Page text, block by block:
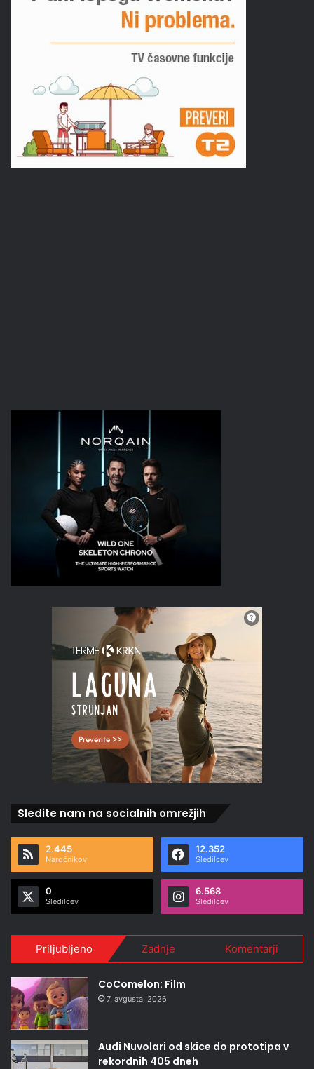
Sledite nam na socialnih omrežjih
2.445
Naročnikov
12.352
Sledilcev
0
Sledilcev
6.568
Sledilcev
Priljubljeno Zadnje Komentarji
CoComelon: Film
7. avgusta, 2026
Audi Nuvolari od skice do prototipa v
rekordnih 405 dneh